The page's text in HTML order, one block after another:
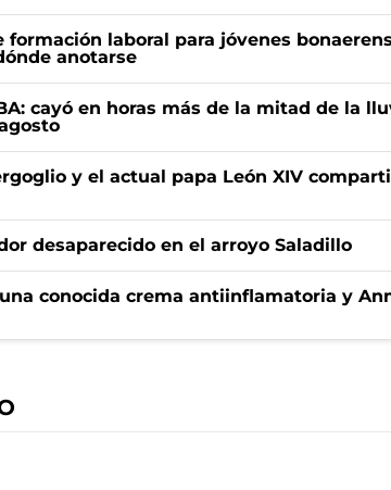
formación laboral para jóvenes
anotarse
cayó en horas más de la mitad de la
y el actual papa León XIV
desaparecido en el arroyo Saladillo
conocida crema antiinflamatoria y